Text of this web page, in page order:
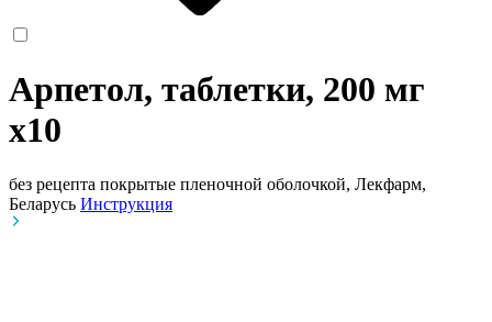
Арпетол, таблетки, 200 мг
x10
без рецепта покрытые пленочной оболочкой, Лекфарм,
Беларусь Инструкция